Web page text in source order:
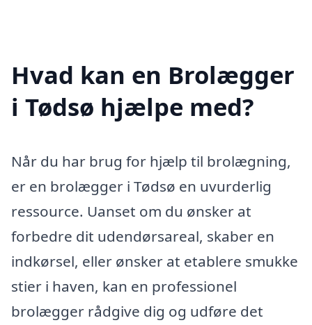
Hvad kan en Brolægger
i Tødsø hjælpe med?
Når du har brug for hjælp til brolægning,
er en brolægger i Tødsø en uvurderlig
ressource. Uanset om du ønsker at
forbedre dit udendørsareal, skaber en
indkørsel, eller ønsker at etablere smukke
stier i haven, kan en professionel
brolægger rådgive dig og udføre det